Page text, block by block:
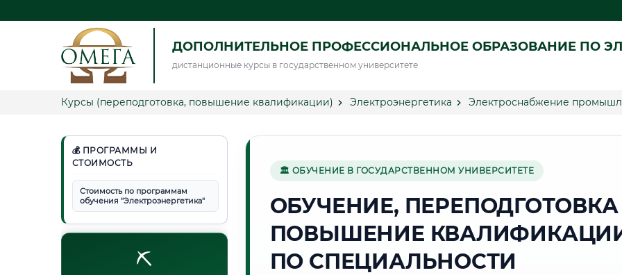
ДОПОЛНИТЕЛЬНОЕ ПРОФЕССИОНАЛЬНОЕ ОБРАЗОВАНИЕ ПО
дистанционные курсы в государственном университете
Курсы (переподготовка, повышение квалификации) Электроэнергетика Электроснабжение
💰 ПРОГРАММЫ И
СТОИМОСТЬ
Стоимость по программам
обучения "Электроэнергетика"
⛏️
🏛 ОБУЧЕНИЕ В ГОСУДАРСТВЕННОМ УНИВЕРСИТЕТЕ
ОБУЧЕНИЕ,
ПОВЫШЕНИЕ
ПО СПЕЦИАЛЬНОСТИ